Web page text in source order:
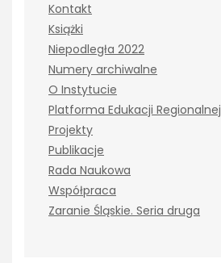
Kontakt
Książki
Niepodległa 2022
Numery archiwalne
O Instytucie
Platforma Edukacji Regionalnej
Projekty
Publikacje
Rada Naukowa
Współpraca
Zaranie Śląskie. Seria druga